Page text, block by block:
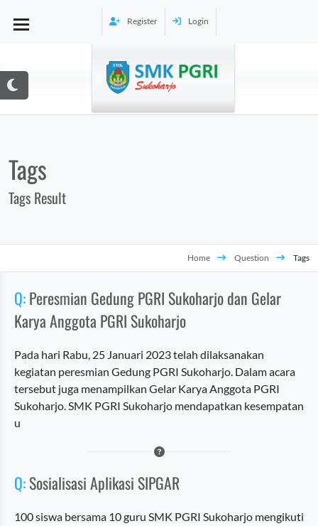
Register Login
Tags
Tags Result
Home Question Tags
Q:Peresmian Gedung PGRI Sukoharjo dan Gelar
Karya Anggota PGRI Sukoharjo
Pada hari Rabu, 25 Januari 2023 telah dilaksanakan
kegiatan peresmian Gedung PGRI Sukoharjo. Dalam acara
tersebut juga menampilkan Gelar Karya Anggota PGRI
Sukoharjo. SMK PGRI Sukoharjo mendapatkan kesempatan
u
Q:Sosialisasi Aplikasi SIPGAR
100 siswa bersama 10 guru SMK PGRI Sukoharjo mengikuti